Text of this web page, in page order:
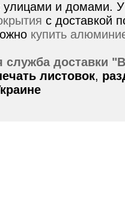
улицами и домами.
с доставкой
купить
служба доставки
листовок,